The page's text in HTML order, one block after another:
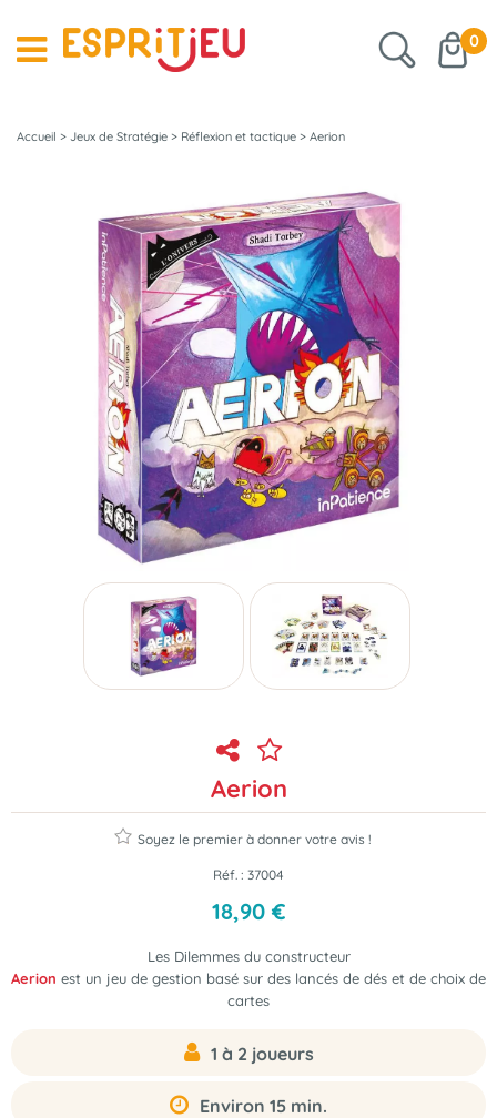
0
Accueil > Jeux de Stratégie > Réflexion et tactique > Aerion
Aerion
Soyez le premier à donner votre avis !
Réf. : 37004
18,90 €
Les Dilemmes du constructeur
Aerion est un jeu de gestion basé sur des lancés de dés et de choix de
cartes
1 à 2 joueurs
Environ 15 min.